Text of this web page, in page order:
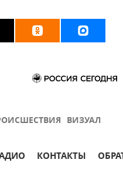
ВИЗУАЛ
КОНТАКТЫ